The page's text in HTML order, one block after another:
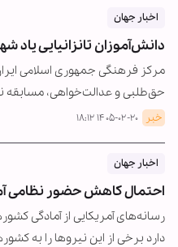
اخبار جهان
دانش‌آموزان تانزانیایی
مرکز فرهنگی جمهوری اسلامی
حق‌طلبی و عدالت‌خواهی، مسابقه
خبر ۱۴۰۵-۰۲-۲۰ ۱۸:۱۲
اخبار جهان
احتمال کاهش حضور نظامی
رسانه‌های آمریکایی از آمادگی
دارد برخی از این نیروها را به